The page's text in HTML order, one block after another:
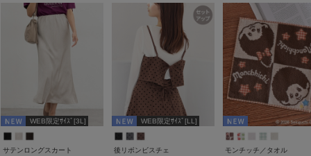
WEB限定ｻｲｽﾞ[3L]
サテンロングスカート
WEB限定ｻｲｽﾞ[LL]
後リボンビスチェ モンチッチ／タオル